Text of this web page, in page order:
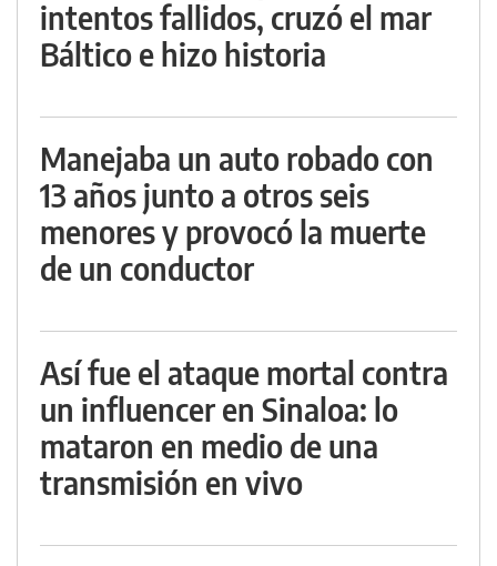
intentos fallidos, cruzó el mar
Báltico e hizo historia
Manejaba un auto robado con
13 años junto a otros seis
menores y provocó la muerte
de un conductor
Así fue el ataque mortal contra
un influencer en Sinaloa: lo
mataron en medio de una
transmisión en vivo